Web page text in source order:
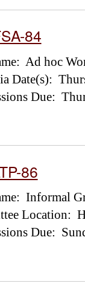
84
Ad hoc
Date(s):
Due:
86
Informal
Location:
Due: